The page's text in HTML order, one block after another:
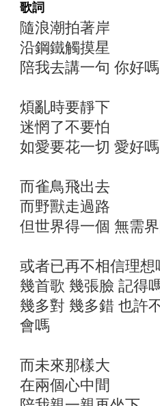
歌詞
隨浪潮拍著岸
沿鋼鐵觸摸星
陪我去講一句 你好嗎
煩亂時要靜下
迷惘了不要怕
如愛要花一切 愛好嗎
而雀鳥飛出去
而野獸走過路
但世界得一個 無需
或者已再不相信理想
幾首歌 幾張臉 記得
幾多對 幾多錯 也許
會嗎
而未來那樣大
在兩個心中間